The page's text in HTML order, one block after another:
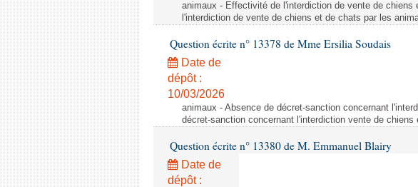
animaux - Effectivité de l'interdiction de vente de
l'interdiction de vente de chiens et de chats par les
Question écrite n° 13378 de Mme Ersilia Soudais
Date de
dépôt :
10/03/2026
animaux - Absence de décret-sanction concernant
décret-sanction concernant l'interdiction vente de chiens
Question écrite n° 13380 de M. Emmanuel Blairy
Date de
dépôt :